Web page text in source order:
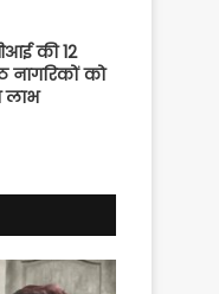
की 12
नागरिकों को
लाभ